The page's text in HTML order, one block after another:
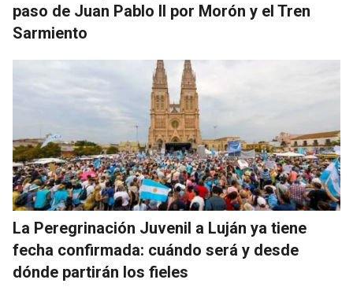
paso de Juan Pablo II por Morón y el Tren
Sarmiento
La Peregrinación Juvenil a Luján ya tiene
fecha confirmada: cuándo será y desde
dónde partirán los fieles